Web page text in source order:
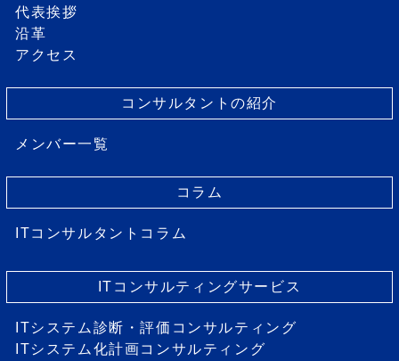
代表挨拶
沿革
アクセス
コンサルタントの紹介
メンバー一覧
コラム
ITコンサルタントコラム
ITコンサルティングサービス
ITシステム診断・評価コンサルティング
ITシステム化計画コンサルティング